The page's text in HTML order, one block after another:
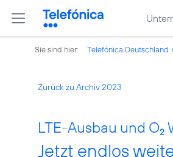
Sie sind hier: Telefónica Deutschland
Zurück zu Archiv 2023
LTE-Ausbau und O2
Jetzt endlos